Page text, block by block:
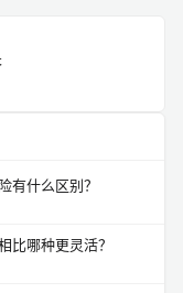
有什么区别？
比哪种更灵活？